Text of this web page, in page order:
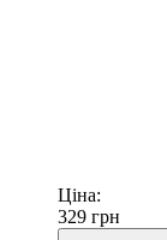
Ціна:
329 грн